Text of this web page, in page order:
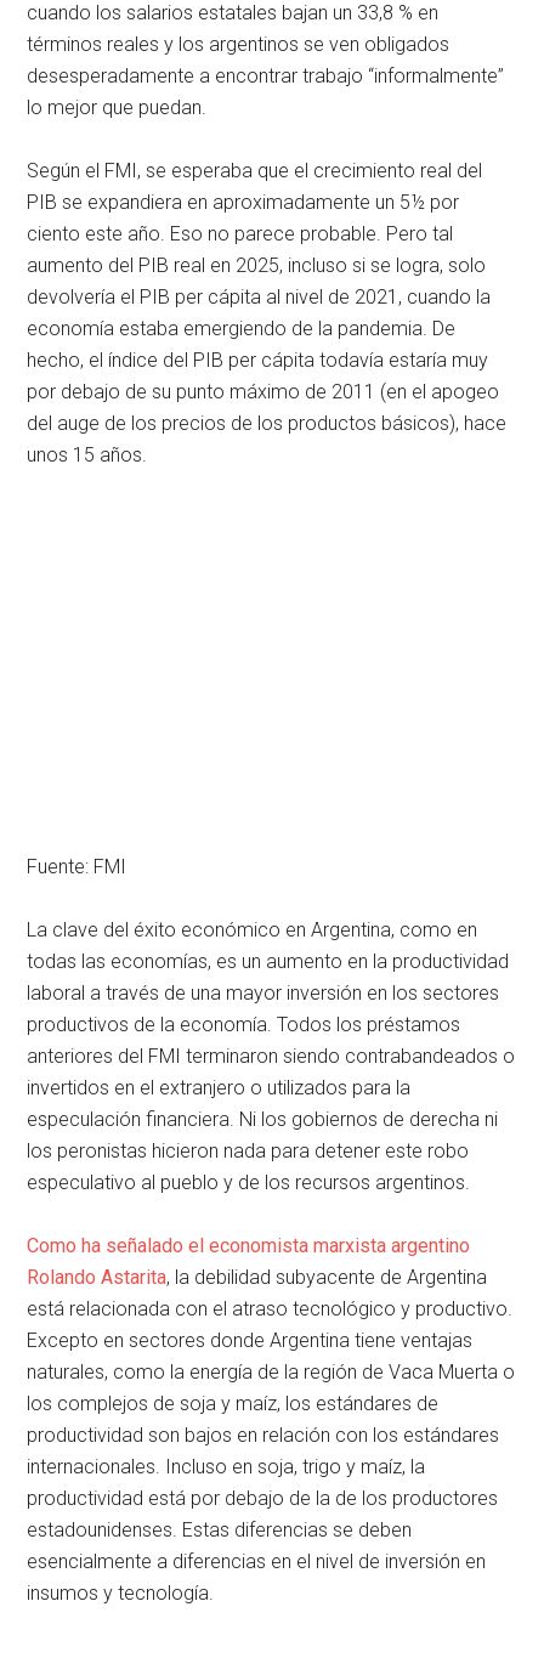
cuando los salarios estatales bajan un 33,8 % en
términos reales y los argentinos se ven obligados
desesperadamente a encontrar trabajo “informalmente”
lo mejor que puedan.
Según el FMI, se esperaba que el crecimiento real del
PIB se expandiera en aproximadamente un 5½ por
ciento este año. Eso no parece probable. Pero tal
aumento del PIB real en 2025, incluso si se logra, solo
devolvería el PIB per cápita al nivel de 2021, cuando la
economía estaba emergiendo de la pandemia. De
hecho, el índice del PIB per cápita todavía estaría muy
por debajo de su punto máximo de 2011 (en el apogeo
del auge de los precios de los productos básicos), hace
unos 15 años.
Fuente: FMI
La clave del éxito económico en Argentina, como en
todas las economías, es un aumento en la productividad
laboral a través de una mayor inversión en los sectores
productivos de la economía. Todos los préstamos
anteriores del FMI terminaron siendo contrabandeados o
invertidos en el extranjero o utilizados para la
especulación financiera. Ni los gobiernos de derecha ni
los peronistas hicieron nada para detener este robo
especulativo al pueblo y de los recursos argentinos.
Como ha señalado el economista marxista argentino
Rolando Astarita, la debilidad subyacente de Argentina
está relacionada con el atraso tecnológico y productivo.
Excepto en sectores donde Argentina tiene ventajas
naturales, como la energía de la región de Vaca Muerta o
los complejos de soja y maíz, los estándares de
productividad son bajos en relación con los estándares
internacionales. Incluso en soja, trigo y maíz, la
productividad está por debajo de la de los productores
estadounidenses. Estas diferencias se deben
esencialmente a diferencias en el nivel de inversión en
insumos y tecnología.